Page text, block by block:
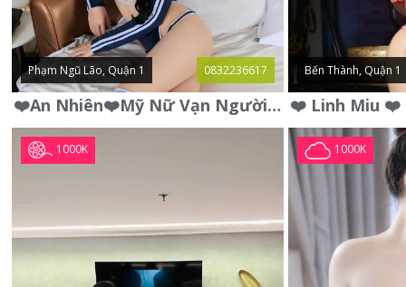
Phạm Ngũ Lão, Quận 1 0832236617
❤️An Nhiên❤️Mỹ Nữ Vạn Người Mê,Da Trắng, Mặt Xynh, Đẹp Từng
Bến Thành, Quận 1
1000K 1000K